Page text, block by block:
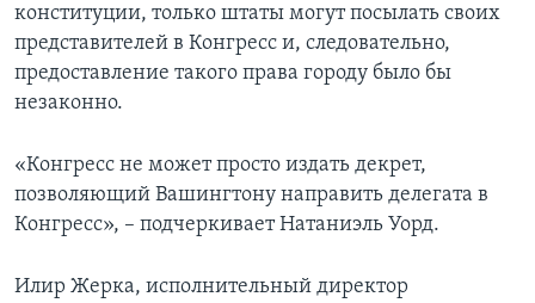
конституции, только штаты могут посылать своих
представителей в Конгресс и, следовательно,
предоставление такого права городу было бы
незаконно.
«Конгресс не может просто издать декрет,
позволяющий Вашингтону направить делегата в
Конгресс», – подчеркивает Натаниэль Уорд.
Илир Жерка, исполнительный директор